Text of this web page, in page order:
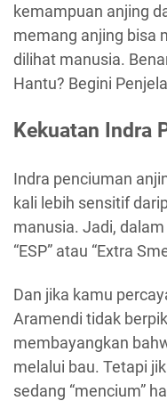
kemampuan anjing
memang anjing bisa
dilihat manusia.
Hantu? Begini
Kekuatan Indra
Indra penciuman
kali lebih sensitif
manusia. Jadi,
“ESP” atau “Extra
Dan jika kamu
Aramendi tidak
membayangkan
melalui bau. Tetapi
sedang “mencium”